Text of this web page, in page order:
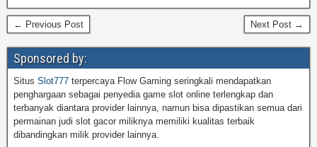
← Previous Post Next Post →
Sponsored by:
Situs Slot777 terpercaya Flow Gaming seringkali mendapatkan
penghargaan sebagai penyedia game slot online terlengkap dan
terbanyak diantara provider lainnya, namun bisa dipastikan semua dari
permainan judi slot gacor miliknya memiliki kualitas terbaik
dibandingkan milik provider lainnya.